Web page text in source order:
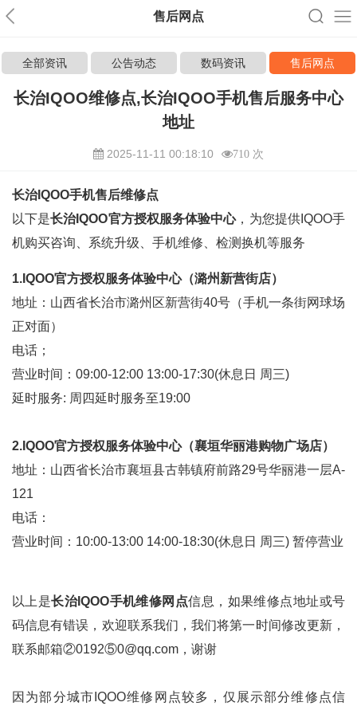
售后网点
全部资讯 公告动态 数码资讯 售后网点
长治IQOO维修点,长治IQOO手机售后服务中心
地址
2025-11-11 00:18:10 710 次
长治IQOO手机售后维修点
以下是长治IQOO官方授权服务体验中心，为您提供IQOO手
机购买咨询、系统升级、手机维修、检测换机等服务
1.IQOO官方授权服务体验中心（潞州新营街店）
地址：山西省长治市潞州区新营街40号（手机一条街网球场
正对面）
电话；
营业时间：09:00-12:00 13:00-17:30(休息日 周三)
延时服务: 周四延时服务至19:00
2.IQOO官方授权服务体验中心（襄垣华丽港购物广场店）
地址：山西省长治市襄垣县古韩镇府前路29号华丽港一层A-
121
电话：
营业时间：10:00-13:00 14:00-18:30(休息日 周三) 暂停营业
以上是长治IQOO手机维修网点信息，如果维修点地址或号
码信息有错误，欢迎联系我们，我们将第一时间修改更新，
联系邮箱②0192⑤0@qq.com，谢谢
因为部分城市IQOO维修网点较多，仅展示部分维修点信